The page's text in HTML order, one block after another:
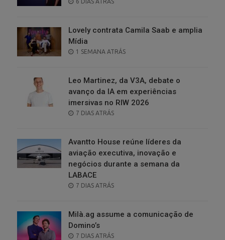
6 DIAS ATRÁS
Lovely contrata Camila Saab e amplia
Mídia
POSTED
1 SEMANA ATRÁS
Leo Martinez, da V3A, debate o
avanço da IA em experiências
imersivas no RIW 2026
POSTED
7 DIAS ATRÁS
Avantto House reúne líderes da
aviação executiva, inovação e
negócios durante a semana da
LABACE
POSTED
7 DIAS ATRÁS
Milà.ag assume a comunicação de
Domino’s
POSTED
7 DIAS ATRÁS